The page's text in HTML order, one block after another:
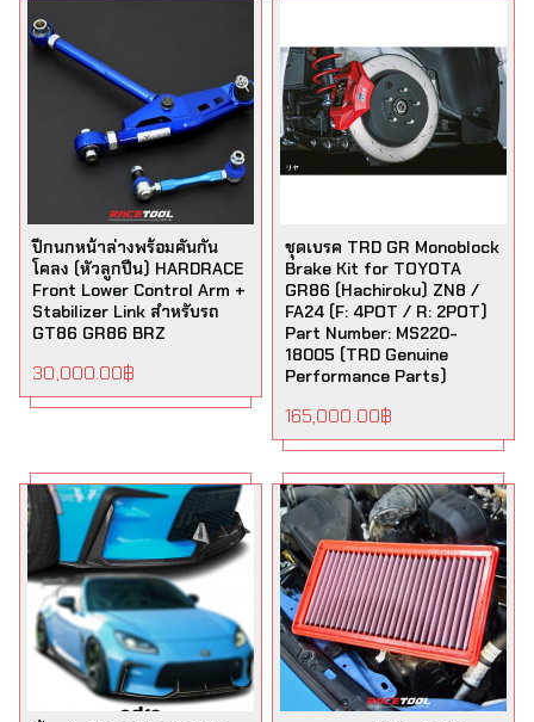
ปีกนกหน้าล่างพร้อมคันกัน
โคลง (หัวลูกปืน) HARDRACE
Front Lower Control Arm +
Stabilizer Link สำหรับรถ
GT86 GR86 BRZ
30,000.00฿
ชุดเบรค TRD GR Monoblock
Brake Kit for TOYOTA
GR86 (Hachiroku) ZN8 /
FA24 (F: 4POT / R: 2POT)
Part Number: MS220-
18005 (TRD Genuine
Performance Parts)
165,000.00฿